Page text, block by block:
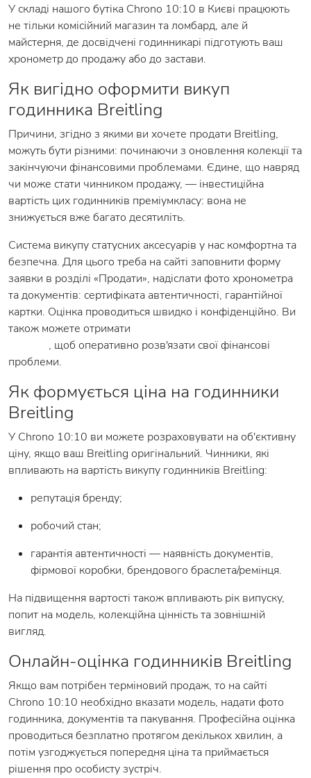
У складі нашого бутіка Chrono 10:10 в Києві працюють
не тільки комісійний магазин та ломбард, але й
майстерня, де досвідчені годинникарі підготують ваш
хронометр до продажу або до застави.
Як вигідно оформити викуп
годинника Breitling
Причини, згідно з якими ви хочете продати Breitling,
можуть бути різними: починаючи з оновлення колекції та
закінчуючи фінансовими проблемами. Єдине, що навряд
чи може стати чинником продажу, — інвестиційна
вартість цих годинників преміумкласу: вона не
знижується вже багато десятиліть.
Система викупу статусних аксесуарів у нас комфортна та
безпечна. Для цього треба на сайті заповнити форму
заявки в розділі «Продати», надіслати фото хронометра
та документів: сертифіката автентичності, гарантійної
картки. Оцінка проводиться швидко і конфіденційно. Ви
також можете отримати
, щоб оперативно розв'язати свої фінансові
проблеми.
Як формується ціна на годинники
Breitling
У Chrono 10:10 ви можете розраховувати на об'єктивну
ціну, якщо ваш Breitling оригінальний. Чинники, які
впливають на вартість викупу годинників Breitling:
репутація бренду;
робочий стан;
гарантія автентичності — наявність документів,
фірмової коробки, брендового браслета/ремінця.
На підвищення вартості також впливають рік випуску,
попит на модель, колекційна цінність та зовнішній
вигляд.
Онлайн-оцінка годинників Breitling
Якщо вам потрібен терміновий продаж, то на сайті
Chrono 10:10 необхідно вказати модель, надати фото
годинника, документів та пакування. Професійна оцінка
проводиться безплатно протягом декількох хвилин, а
потім узгоджується попередня ціна та приймається
рішення про особисту зустріч.